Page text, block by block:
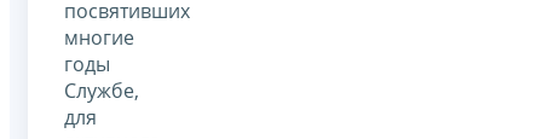
посвятивших
многие
годы
Службе,
для